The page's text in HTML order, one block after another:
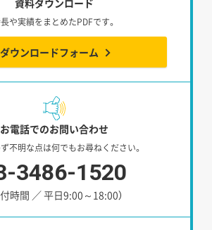
資料ダウンロード
や実績をまとめたPDFです。
ダウンロードフォーム
お電話でのお問い合わせ
不明な点は何でもお尋ねください。
3486-1520
付時間 ／ 平日9:00～18:00）